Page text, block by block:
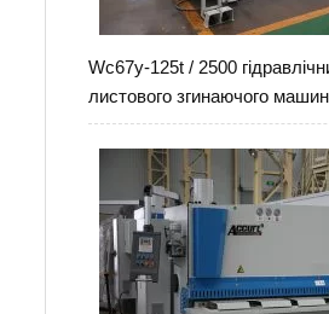
Wc67y-125t / 2500
листового згинаючого